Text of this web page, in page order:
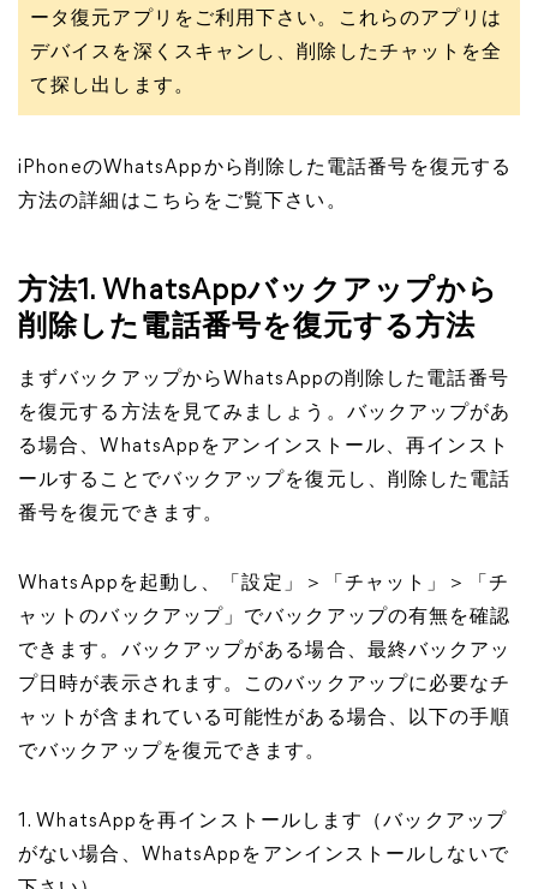
ータ復元アプリをご利用下さい。これらのアプリは
デバイスを深くスキャンし、削除したチャットを全
て探し出します。
iPhoneのWhatsAppから削除した電話番号を復元する
方法の詳細はこちらをご覧下さい。
方法1. WhatsAppバックアップから
削除した電話番号を復元する方法
まずバックアップからWhatsAppの削除した電話番号
を復元する方法を見てみましょう。バックアップがあ
る場合、WhatsAppをアンインストール、再インスト
ールすることでバックアップを復元し、削除した電話
番号を復元できます。
WhatsAppを起動し、「設定」＞「チャット」＞「チ
ャットのバックアップ」でバックアップの有無を確認
できます。バックアップがある場合、最終バックアッ
プ日時が表示されます。このバックアップに必要なチ
ャットが含まれている可能性がある場合、以下の手順
でバックアップを復元できます。
1. WhatsAppを再インストールします（バックアップ
がない場合、WhatsAppをアンインストールしないで